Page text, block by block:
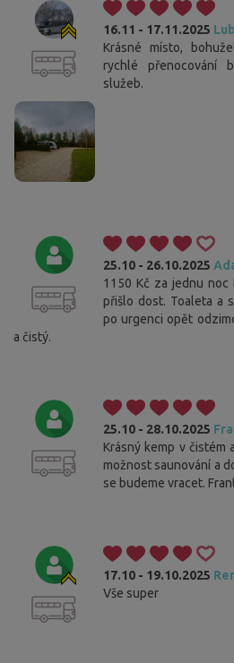
16.11 - 17.11.2025
Krásné místo,
rychlé přenocování
služeb.
25.10 - 26.10.2025
1150 Kč za jednu noc
přišlo dost. Toaleta a
po urgenci opět
a čistý.
25.10 - 28.10.2025
Krásný kemp v čistém
možnost saunování a
se budeme vracet.
17.10 - 19.10.2025
Vše super